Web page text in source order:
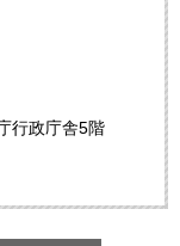
行政庁舎5階